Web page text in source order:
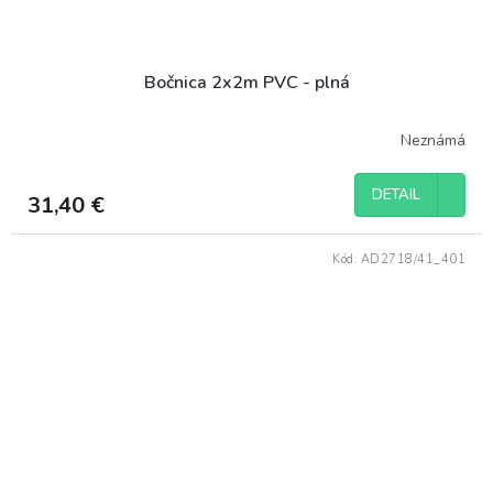
Bočnica 2x2m PVC - plná
Neznámá
31,40 € DETAIL
Kód: AD2718/41_401